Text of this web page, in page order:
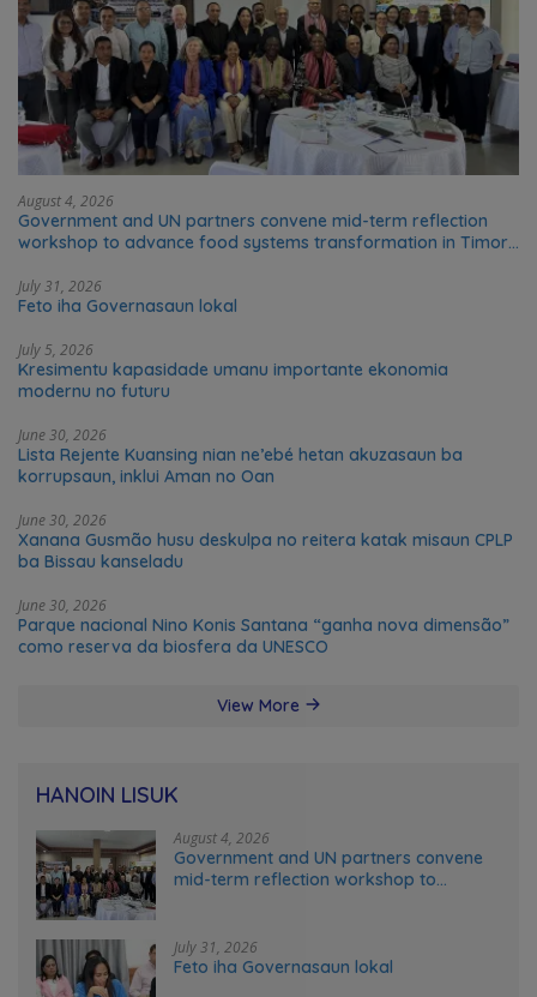
August 4, 2026
Government and UN partners convene mid-term reflection
workshop to advance food systems transformation in Timor-
July 31, 2026
Feto iha Governasaun lokal
July 5, 2026
Kresimentu kapasidade umanu importante ekonomia
modernu no futuru
June 30, 2026
Lista Rejente Kuansing nian ne’ebé hetan akuzasaun ba
korrupsaun, inklui Aman no Oan
June 30, 2026
Xanana Gusmão husu deskulpa no reitera katak misaun CPLP
ba Bissau kanseladu
June 30, 2026
Parque nacional Nino Konis Santana “ganha nova dimensão”
como reserva da biosfera da UNESCO
View More
HANOIN LISUK
August 4, 2026
Government and UN partners convene
mid-term reflection workshop to
July 31, 2026
Feto iha Governasaun lokal